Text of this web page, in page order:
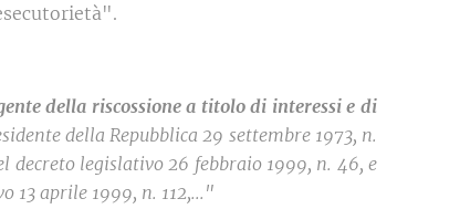
della riscossione a titolo di interessi e di
della Repubblica 29 settembre 1973, n.
decreto legislativo 26 febbraio 1999, n. 46, e
13 aprile 1999, n. 112,..."